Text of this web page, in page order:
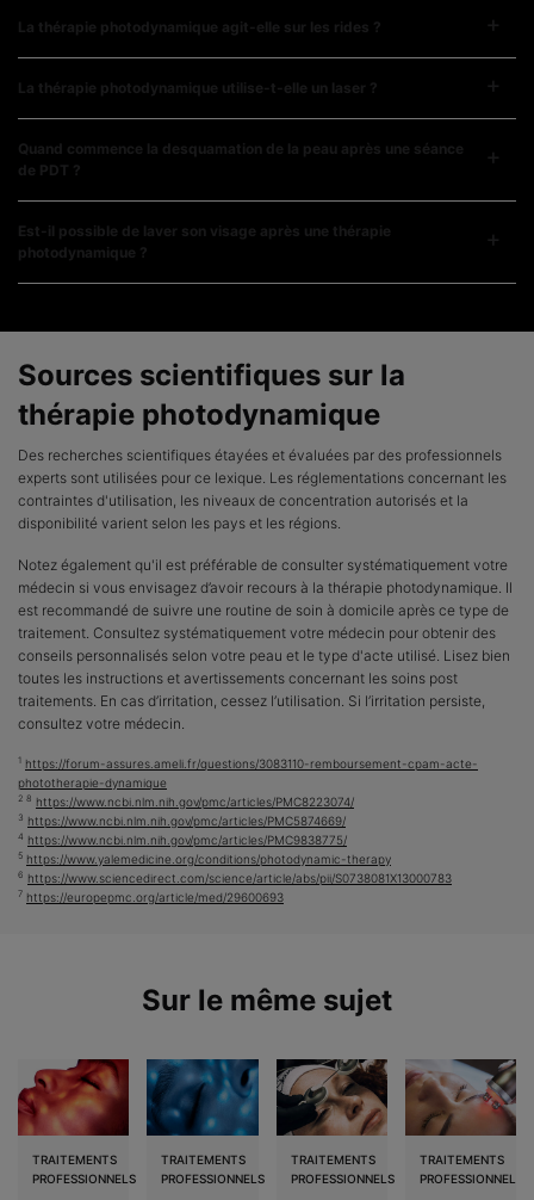
La thérapie photodynamique agit-elle sur les rides ?
La thérapie photodynamique utilise-t-elle un laser ?
Quand commence la desquamation de la peau après une séance
de PDT ?
Est-il possible de laver son visage après une thérapie
photodynamique ?
Sources scientifiques sur la
thérapie photodynamique
Des recherches scientifiques étayées et évaluées par des professionnels
experts sont utilisées pour ce lexique. Les réglementations concernant les
contraintes d'utilisation, les niveaux de concentration autorisés et la
disponibilité varient selon les pays et les régions.
Notez également qu'il est préférable de consulter systématiquement votre
médecin si vous envisagez d’avoir recours à la thérapie photodynamique. Il
est recommandé de suivre une routine de soin à domicile après ce type de
traitement. Consultez systématiquement votre médecin pour obtenir des
conseils personnalisés selon votre peau et le type d'acte utilisé. Lisez bien
toutes les instructions et avertissements concernant les soins post
traitements. En cas d’irritation, cessez l’utilisation. Si l’irritation persiste,
consultez votre médecin.
1 https://forum-assures.ameli.fr/questions/3083110-remboursement-cpam-acte-
phototherapie-dynamique
2 8 https://www.ncbi.nlm.nih.gov/pmc/articles/PMC8223074/
3 https://www.ncbi.nlm.nih.gov/pmc/articles/PMC5874669/
4 https://www.ncbi.nlm.nih.gov/pmc/articles/PMC9838775/
5 https://www.yalemedicine.org/conditions/photodynamic-therapy
6 https://www.sciencedirect.com/science/article/abs/pii/S0738081X13000783
7 https://europepmc.org/article/med/29600693
Sur le même sujet
TRAITEMENTS
PROFESSIONNELS
TRAITEMENTS
PROFESSIONNELS
TRAITEMENTS
PROFESSIONNELS
TRAITEMENTS
PROFESSIONNELS